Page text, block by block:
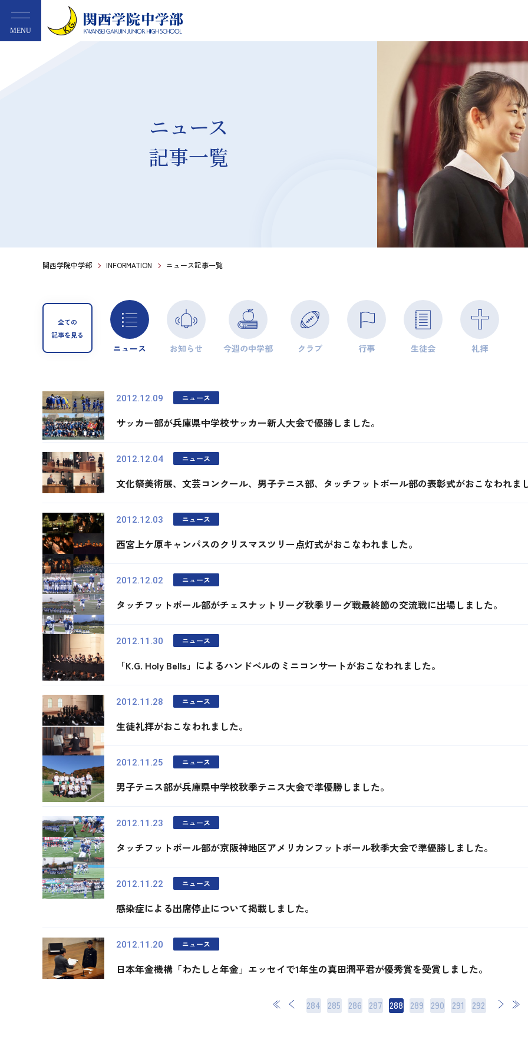
MENU
ニュース
記事一覧
関西学院中学部 INFORMATION ニュース記事一覧
全ての
記事を見る
ニュース お知らせ 今週の中学部 クラブ 行事 生徒会 礼拝
2012.12.09 ニュース
サッカー部が兵庫県中学校サッカー新人大会で優勝しました。
2012.12.04 ニュース
文化祭美術展、文芸コンクール、男子テニス部、タッチフットボール部の表彰式がおこなわれま
2012.12.03 ニュース
西宮上ケ原キャンパスのクリスマスツリー点灯式がおこなわれました。
2012.12.02 ニュース
タッチフットボール部がチェスナットリーグ秋季リーグ戦最終節の交流戦に出場しました。
2012.11.30 ニュース
「K.G. Holy Bells」によるハンドベルのミニコンサートがおこなわれました。
2012.11.28 ニュース
生徒礼拝がおこなわれました。
2012.11.25 ニュース
男子テニス部が兵庫県中学校秋季テニス大会で準優勝しました。
2012.11.23 ニュース
タッチフットボール部が京阪神地区アメリカンフットボール秋季大会で準優勝しました。
2012.11.22 ニュース
感染症による出席停止について掲載しました。
2012.11.20 ニュース
日本年金機構「わたしと年金」エッセイで1年生の真田潤平君が優秀賞を受賞しました。
284 285 286 287 288 289 290 291 292
次 最後